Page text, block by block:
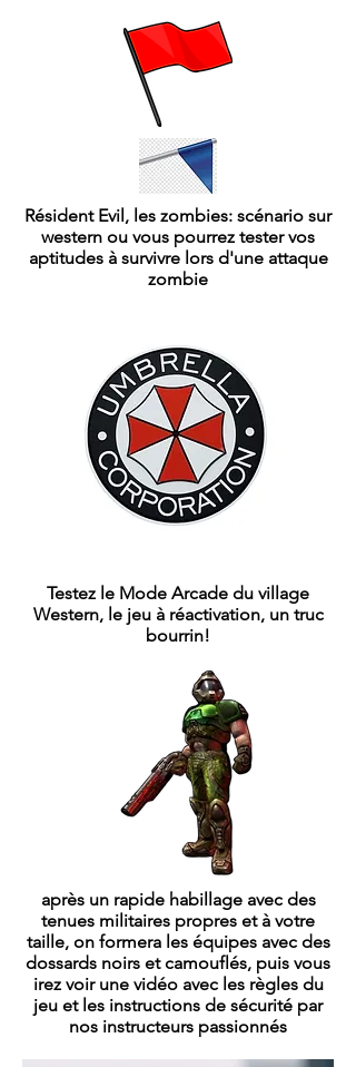
Résident Evil, les zombies: scénario sur
western ou vous pourrez tester vos
aptitudes à survivre lors d'une attaque
zombie
Testez le Mode Arcade du village
Western, le jeu à réactivation, un truc
bourrin!
après un rapide habillage avec des
tenues militaires propres et à votre
taille, on formera les équipes avec des
dossards noirs et camouflés, puis vous
irez voir une vidéo avec les règles du
jeu et les instructions de sécurité par
nos instructeurs passionnés